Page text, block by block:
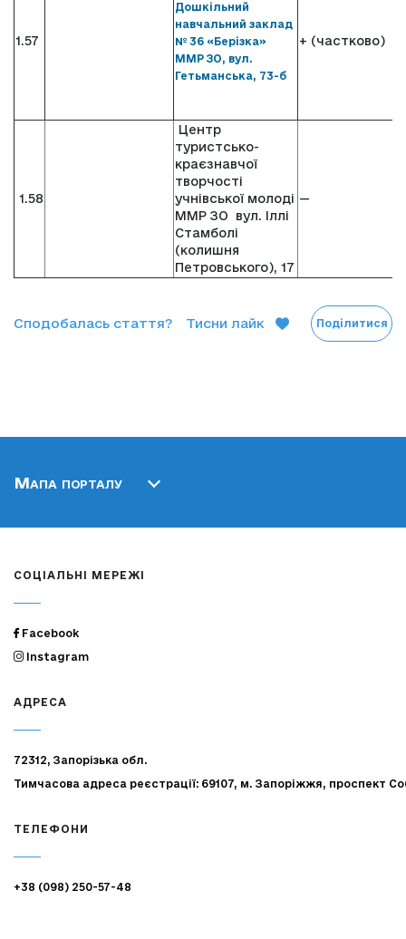
1.57
Дошкільний
навчальний заклад
№ 36 «Берізка»
ММР ЗО, вул.
Гетьманська, 73-б
+ (частково)
1.58
Центр
туристсько-
краєзнавчої
творчості
учнівської молоді
ММР ЗО вул. Іллі
Стамболі
(колишня
Петровського), 17
—
Сподобалась стаття? Тисни лайк Поділитися
Мапа порталу
СОЦІАЛЬНІ МЕРЕЖІ
Facebook
Instagram
АДРЕСА
72312, Запорізька обл.
Тимчасова адреса реєстрації: 69107, м. Запоріжжя, проспект
ТЕЛЕФОНИ
+38 (098) 250-57-48